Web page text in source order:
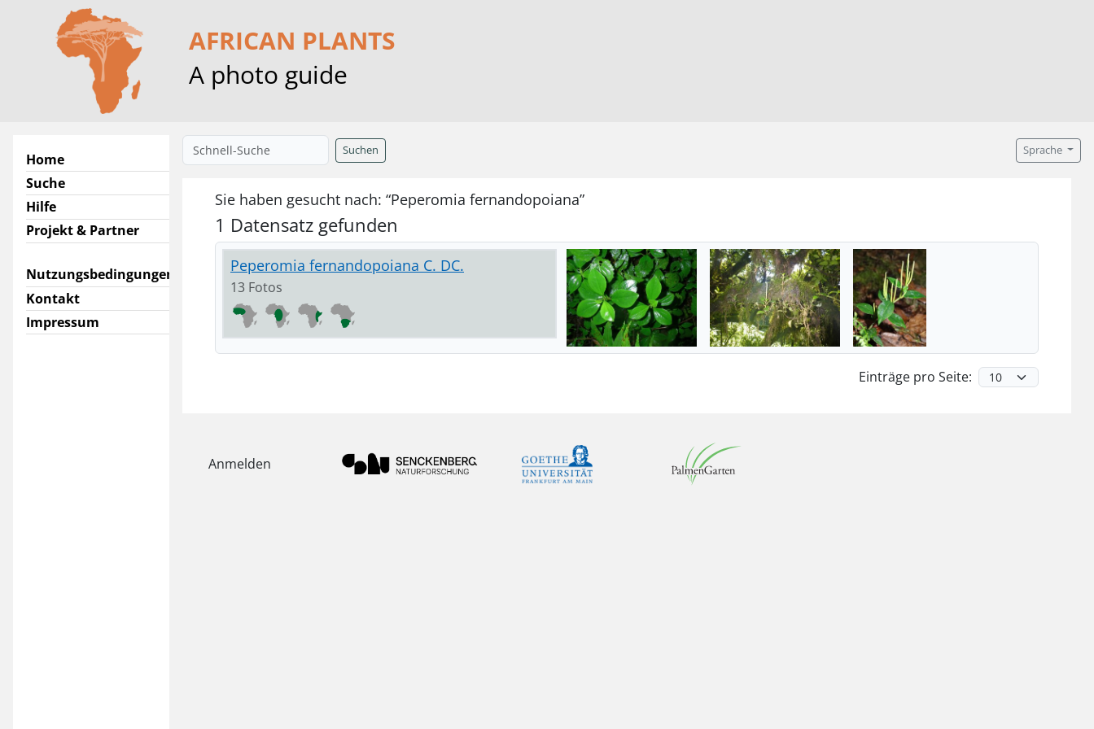
AFRICAN PLANTS
A photo guide
Home
Suche
Hilfe
Projekt & Partner
Nutzungsbedingungen
Kontakt
Impressum
Suchen Sprache
Sie haben gesucht nach: “Peperomia fernandopoiana”
1 Datensatz gefunden
Peperomia fernandopoiana C. DC.
13 Fotos
Einträge pro Seite:
Anmelden